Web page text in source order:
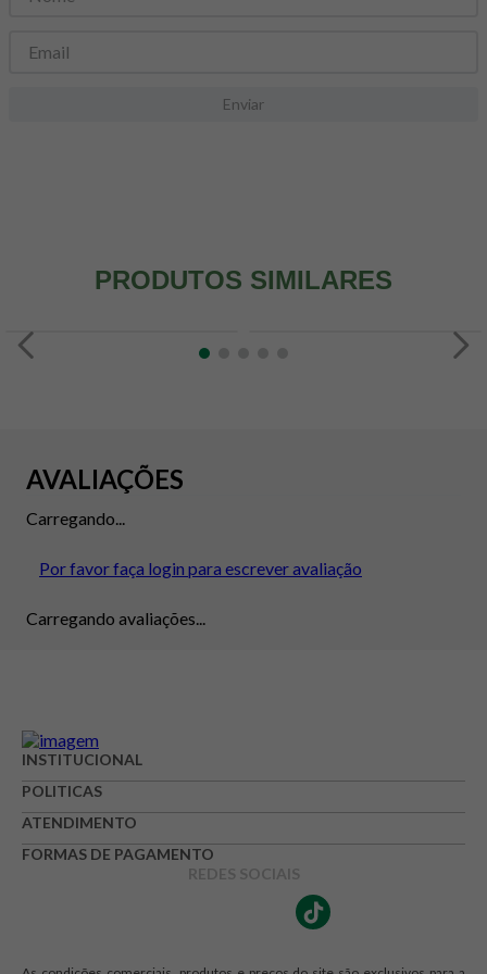
Enviar
PRODUTOS SIMILARES
AVALIAÇÕES
Carregando...
Por favor faça login para escrever avaliação
Carregando avaliações...
INSTITUCIONAL
POLITICAS
ATENDIMENTO
FORMAS DE PAGAMENTO
REDES SOCIAIS
8º maca peruana
9 psyllium